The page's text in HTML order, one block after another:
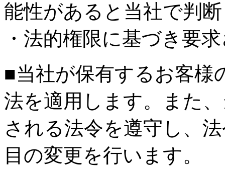
能性があると当社で判
・法的権限に基づき要
■当社が保有するお客様
法を適用します。また
される法令を遵守し、
目の変更を行います。